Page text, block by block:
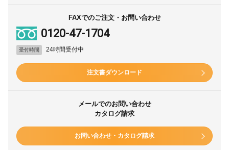
FAXでのご注文・お問い合わせ
0120-47-1704
受付時間 24時間受付中
注文書ダウンロード
メールでのお問い合わせ
カタログ請求
お問い合わせ・カタログ請求